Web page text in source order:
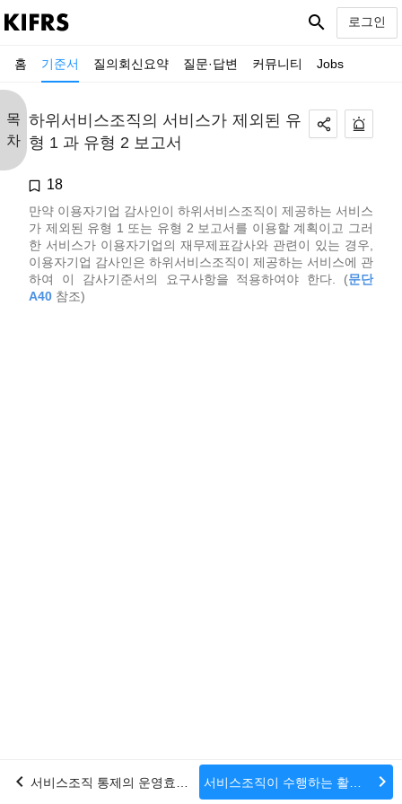
홈 기준서 질의회신요약 질문·답변 커뮤니티 Jobs
search 로그인
목
차
하위서비스조직의 서비스가 제외된 유
형 1 과 유형 2 보고서
18
만약 이용자기업 감사인이 하위서비스조직이 제공하는 서비스
가 제외된 유형 1 또는 유형 2 보고서를 이용할 계획이고 그러
한 서비스가 이용자기업의 재무제표감사와 관련이 있는 경우,
이용자기업 감사인은 하위서비스조직이 제공하는 서비스에 관
하여 이 감사기준서의 요구사항을 적용하여야 한다. (문단
A40 참조)
chevron_left 서비스조직이 수행하는 활동과 관련된 부정, 법규위반 및 미수정왜곡표시 chevron_right